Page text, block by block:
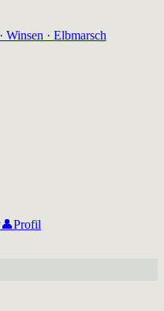
Winsen · Elbmarsch
👤Profil